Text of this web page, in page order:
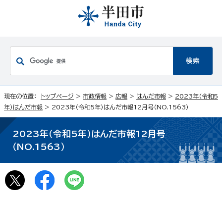
現在の位置： トップページ > 市政情報 > 広報 > はんだ市報 > 2023年（令和5
年）はんだ市報 > 2023年（令和5年）はんだ市報12月号（NO.1563）
2023年（令和5年）はんだ市報12月号
（NO.1563）